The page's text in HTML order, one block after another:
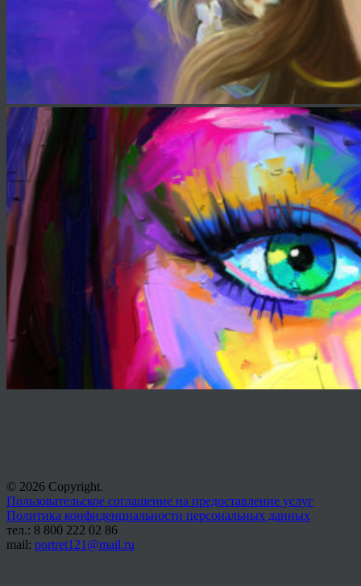
© 2026 Copyright.
Пользовательское соглашение на предоставление услуг
Политика конфиденциальности персональных данных
тел.: 8 800 222 02 86
mail: portret121@mail.ru